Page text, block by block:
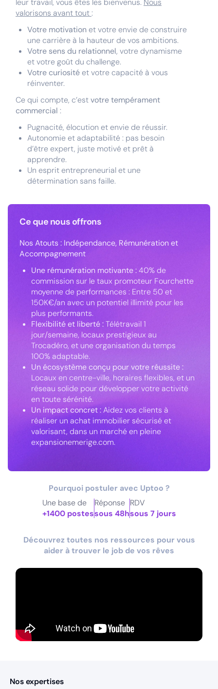
leur travail, vous êtes les bienvenus. Nous
valorisons avant tout:
Votre motivation et votre envie de construire
une carrière à la hauteur de vos ambitions.
Votre sens du relationnel, votre dynamisme
et votre goût du challenge.
Votre curiosité et votre capacité à vous
réinventer.
Ce qui compte, c’estvotre tempérament
commercial :
Pugnacité, élocution et envie de réussir.
Autonomie et adaptabilité : pas besoin
d’être expert, juste motivé et prêt à
apprendre.
Un esprit entrepreneurial et une
détermination sans faille.
Ce que nous offrons
Nos Atouts : Indépendance, Rémunération et
Accompagnement
Une rémunération motivante :40% de
commission sur le taux promoteur Fourchette
moyenne de performances : Entre 50 et
150K€/an avec un potentiel illimité pour les
plus performants.
Flexibilité et liberté :Télétravail 1
jour/semaine, locaux prestigieux au
Trocadéro, et une organisation du temps
100% adaptable.
Un écosystème conçu pour votre réussite :
Locaux en centre-ville, horaires flexibles, et un
réseau solide pour développer votre activité
en toute sérénité.
Un impact concret :Aidez vos clients à
réaliser un achat immobilier sécurisé et
valorisant, dans un marché en pleine
expansionemerige.com.
Pourquoi postuler avec Uptoo ?
Une base de
+1400 postes
Réponse
sous 48h
RDV
sous 7 jours
Découvrez toutes nos ressources pour vous
aider à trouver le job de vos rêves
Nos expertises